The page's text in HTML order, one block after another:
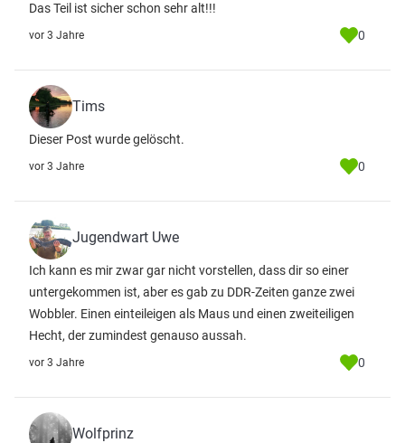
Das Teil ist sicher schon sehr alt!!!
vor 3 Jahre 0
Tims
Dieser Post wurde gelöscht.
vor 3 Jahre 0
Jugendwart Uwe
Ich kann es mir zwar gar nicht vorstellen, dass dir so einer
untergekommen ist, aber es gab zu DDR-Zeiten ganze zwei
Wobbler. Einen einteileigen als Maus und einen zweiteiligen
Hecht, der zumindest genauso aussah.
vor 3 Jahre 0
Wolfprinz